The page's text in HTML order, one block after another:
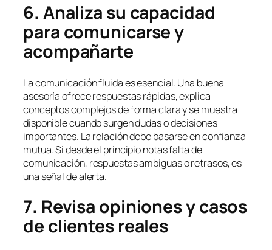
6. Analiza su capacidad
para comunicarse y
acompañarte
La comunicación fluida es esencial. Una buena
asesoría ofrece respuestas rápidas, explica
conceptos complejos de forma clara y se muestra
disponible cuando surgen dudas o decisiones
importantes. La relación debe basarse en confianza
mutua. Si desde el principio notas falta de
comunicación, respuestas ambiguas o retrasos, es
una señal de alerta.
7. Revisa opiniones y casos
de clientes reales